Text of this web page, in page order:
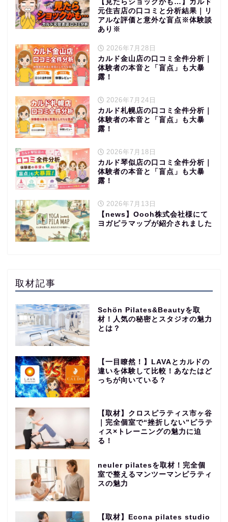
【見たらショックかも…】カルド
元住吉店の口コミと分析結果｜リ
アルな評価と意外な盲点※体験談
あり※
2026年7月28日
カルド金山店の口コミ全件分析｜
体験者の本音と「盲点」も大暴
露！
2026年7月24日
カルド札幌店の口コミ全件分析｜
体験者の本音と「盲点」も大暴
露！
2026年7月18日
カルド琴似店の口コミ全件分析｜
体験者の本音と「盲点」も大暴
露！
2026年7月13日
【news】Oooh株式会社様にて
ヨガピラマップが紹介されました
取材記事
Schön Pilates&Beautyを取
材！人気の秘密とスタジオの魅力
とは？
【一目瞭然！】LAVAとカルドの
違いを体験して比較！あなたはど
っちが向いている？
【取材】クロスピラティス市ヶ谷
｜完全個室で“挫折しない”ピラテ
ィス×トレーニングの魅力に迫
る！
neuler pilatesを取材！完全個
室で整えるマンツーマンピラティ
スの魅力
【取材】Econa pilates studio